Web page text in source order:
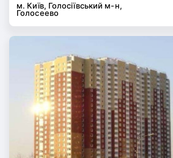
м. Київ, Голосіївський м-н,
Голосеево